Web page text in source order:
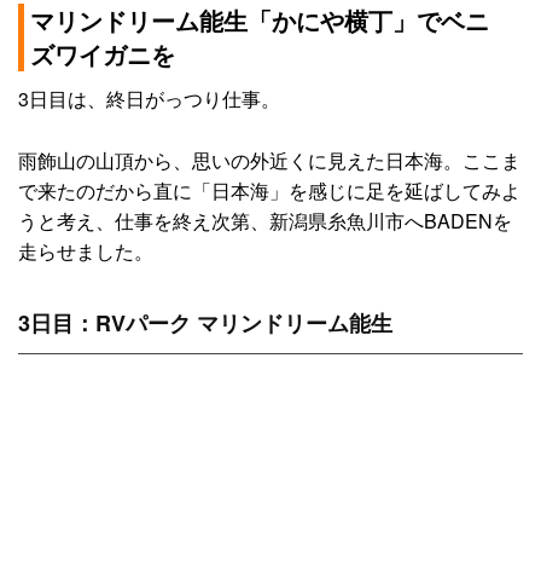
マリンドリーム能生「かにや横丁」でベニ
ズワイガニを
3日目は、終日がっつり仕事。
雨飾山の山頂から、思いの外近くに見えた日本海。ここま
で来たのだから直に「日本海」を感じに足を延ばしてみよ
うと考え、仕事を終え次第、新潟県糸魚川市へBADENを
走らせました。
3日目：RVパーク マリンドリーム能生